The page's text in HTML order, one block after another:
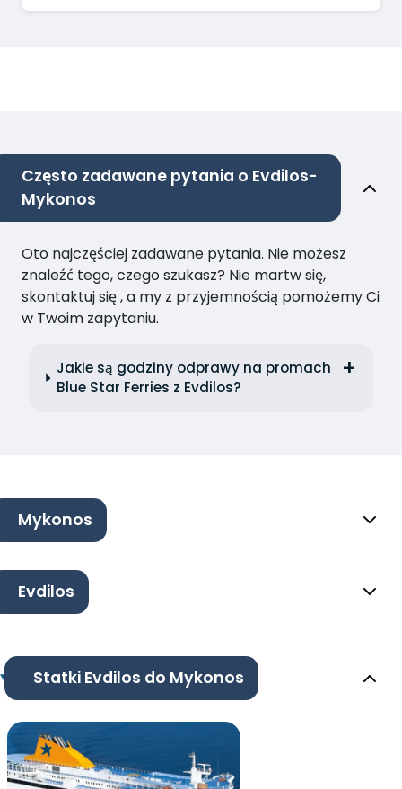
Często zadawane pytania o Evdilos-
Mykonos
Oto najczęściej zadawane pytania. Nie możesz
znaleźć tego, czego szukasz? Nie martw się,
skontaktuj się , a my z przyjemnością pomożemy Ci
w Twoim zapytaniu.
Jakie są godziny odprawy na promach
Blue Star Ferries z Evdilos?
Mykonos
Evdilos
Statki Evdilos do Mykonos